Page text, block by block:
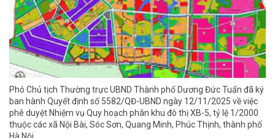
Phó Chủ tịch Thường trực UBND Thành phố Dương Đức Tuấn đã ký
ban hành Quyết định số 5582/QĐ-UBND ngày 12/11/2025 về việc
phê duyệt Nhiệm vụ Quy hoạch phân khu đô thị XB-5, tỷ lệ 1/2000
thuộc các xã Nội Bài, Sóc Sơn, Quang Minh, Phúc Thịnh, thành phố
Hà Nội.